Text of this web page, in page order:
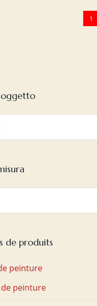
1
de produits
peinture
peinture